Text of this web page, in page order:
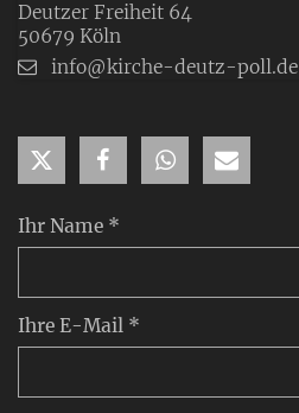
Ihr Name *
Ihre E-Mail *
Deutzer Freiheit 64
50679 Köln
info@kirche-deutz-poll.de